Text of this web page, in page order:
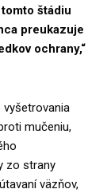
štádiu
preukazuje
ochrany,“
vyšetrovania
mučeniu,
zo strany
väzňov,